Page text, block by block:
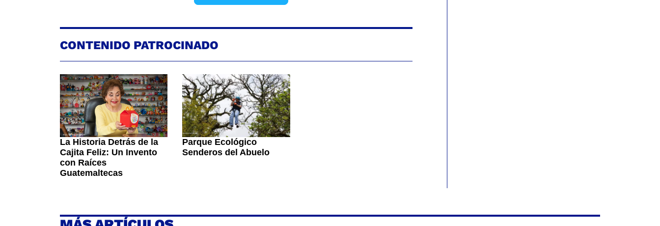
CONTENIDO PATROCINADO
La Historia Detrás de la
Cajita Feliz: Un Invento
con Raíces
Guatemaltecas
Parque Ecológico
Senderos del Abuelo